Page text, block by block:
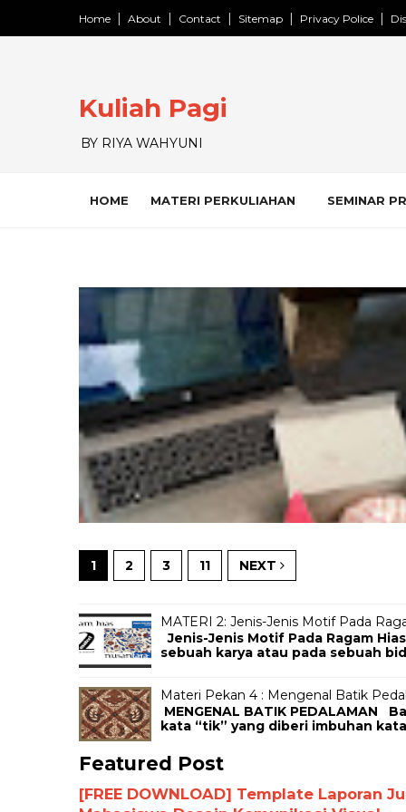
Home About Contact Sitemap Privacy Police
Kuliah Pagi
BY RIYA WAHYUNI
HOME MATERI PERKULIAHAN SEMINAR
1 2 3 11 NEXT
MATERI 2: Jenis-Jenis Motif Pada
Jenis-Jenis Motif Pada Ragam
sebuah karya atau pada sebuah
Materi Pekan 4 : Mengenal Batik
MENGENAL BATIK PEDALAMAN
kata “tik” yang diberi imbuhan
Featured Post
[FREE DOWNLOAD] Template Laporan